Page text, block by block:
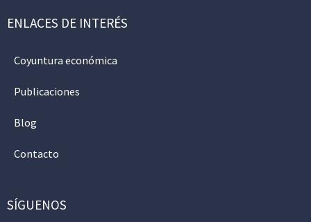
ENLACES DE INTERÉS
Coyuntura económica
Publicaciones
Blog
Contacto
SÍGUENOS